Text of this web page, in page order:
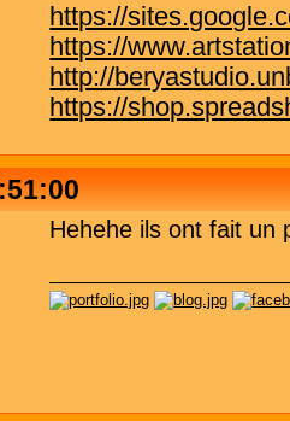
https://
https://
http://
https://
Hehehe ils ont fait un